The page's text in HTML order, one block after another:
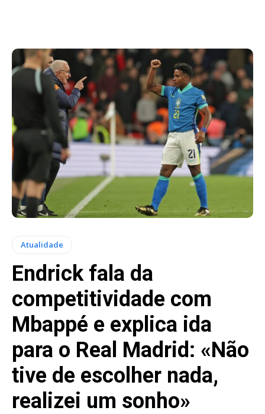
Atualidade
Endrick fala da
competitividade com
Mbappé e explica ida
para o Real Madrid: «Não
tive de escolher nada,
realizei um sonho»